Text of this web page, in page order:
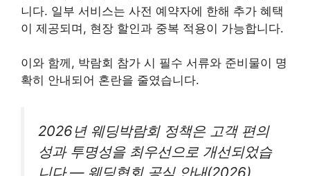
니다. 일부 서비스는 사전 예약자에 한해 추가 혜택
이 제공되며, 현장 할인과 중복 적용이 가능합니다.
이와 함께, 박람회 참가 시 필수 서류와 준비물이 명
확히 안내되어 혼란을 줄였습니다.
2026년 웨딩박람회 정책은 고객 편의
성과 투명성을 최우선으로 개선되었습
니다 — 웨딩협회 공식 안내(2026)